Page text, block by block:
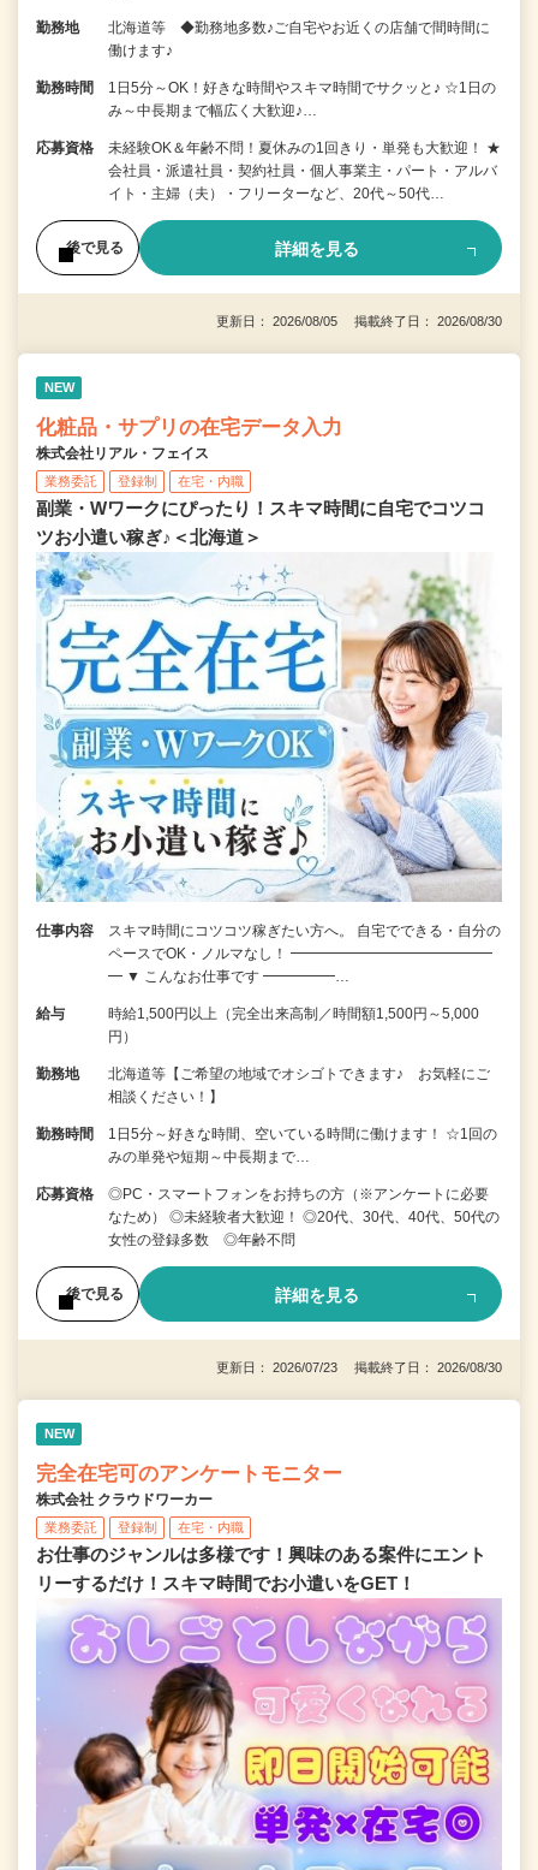
勤務地
北海道等 ◆勤務地多数♪ご自宅やお近くの店舗で間時間に
働けます♪
勤務時間
1日5分～OK！好きな時間やスキマ時間でサクッと♪ ☆1日の
み～中長期まで幅広く大歓迎♪…
応募資格
未経験OK＆年齢不問！夏休みの1回きり・単発も大歓迎！ ★
会社員・派遣社員・契約社員・個人事業主・パート・アルバ
イト・主婦（夫）・フリーターなど、20代～50代…
後で見る 詳細を見る
更新日： 2026/08/05 掲載終了日： 2026/08/30
NEW
化粧品・サプリの在宅データ入力
株式会社リアル・フェイス
業務委託 登録制 在宅・内職
副業・Wワークにぴったり！スキマ時間に自宅でコツコ
ツお小遣い稼ぎ♪＜北海道＞
仕事内容
スキマ時間にコツコツ稼ぎたい方へ。 自宅でできる・自分の
ペースでOK・ノルマなし！ ━━━━━━━━━━━━━━
━ ▼ こんなお仕事です ━━━━━…
給与
時給1,500円以上（完全出来高制／時間額1,500円～5,000
円）
勤務地
北海道等【ご希望の地域でオシゴトできます♪ お気軽にご
相談ください！】
勤務時間
1日5分～好きな時間、空いている時間に働けます！ ☆1回の
みの単発や短期～中長期まで…
応募資格
◎PC・スマートフォンをお持ちの方（※アンケートに必要
なため） ◎未経験者大歓迎！ ◎20代、30代、40代、50代の
女性の登録多数 ◎年齢不問
後で見る 詳細を見る
更新日： 2026/07/23 掲載終了日： 2026/08/30
NEW
完全在宅可のアンケートモニター
株式会社 クラウドワーカー
業務委託 登録制 在宅・内職
お仕事のジャンルは多様です！興味のある案件にエント
リーするだけ！スキマ時間でお小遣いをGET！